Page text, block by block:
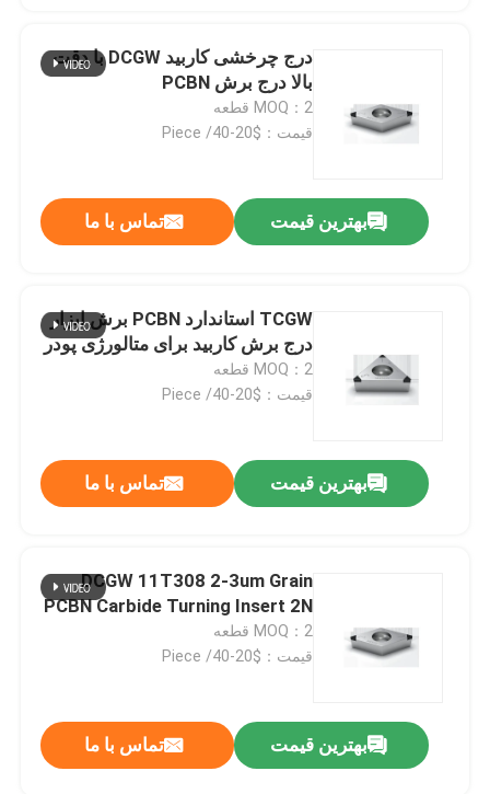
درج چرخشی کاربید DCGW با دقت
بالا درج برش PCBN
MOQ：2 قطعه
قیمت：$20-40/ Piece
بهترین قیمت تماس با ما
TCGW استاندارد PCBN برش ابزار
درج برش کاربید برای متالورژی پودر
MOQ：2 قطعه
قیمت：$20-40/ Piece
بهترین قیمت تماس با ما
DCGW 11T308 2-3um Grain
PCBN Carbide Turning Insert 2N
MOQ：2 قطعه
قیمت：$20-40/ Piece
بهترین قیمت تماس با ما